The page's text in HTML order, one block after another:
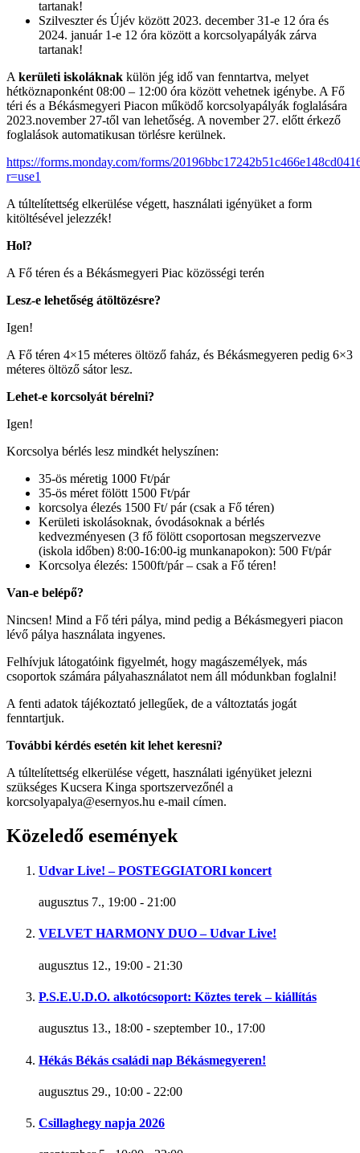
tartanak!
Szilveszter és Újév között 2023. december 31-e 12 óra és
2024. január 1-e 12 óra között a korcsolyapályák zárva
tartanak!
A kerületi iskoláknak külön jég idő van fenntartva, melyet
hétköznaponként 08:00 – 12:00 óra között vehetnek igénybe. A Fő
téri és a Békásmegyeri Piacon működő korcsolyapályák foglalására
2023.november 27-től van lehetőség. A november 27. előtt érkező
foglalások automatikusan törlésre kerülnek.
https://forms.monday.com/forms/
r=use1
A túltelítettség elkerülése végett, használati igényüket a form
kitöltésével jelezzék!
Hol?
A Fő téren és a Békásmegyeri Piac közösségi terén
Lesz-e lehetőség átöltözésre?
Igen!
A Fő téren 4×15 méteres öltöző faház, és Békásmegyeren pedig 6×3
méteres öltöző sátor lesz.
Lehet-e korcsolyát bérelni?
Igen!
Korcsolya bérlés lesz mindkét helyszínen:
35-ös méretig 1000 Ft/pár
35-ös méret fölött 1500 Ft/pár
korcsolya élezés 1500 Ft/ pár (csak a Fő téren)
Kerületi iskolásoknak, óvodásoknak a bérlés
kedvezményesen (3 fő fölött csoportosan megszervezve
(iskola időben) 8:00-16:00-ig munkanapokon): 500 Ft/pár
Korcsolya élezés: 1500ft/pár – csak a Fő téren!
Van-e belépő?
Nincsen! Mind a Fő téri pálya, mind pedig a Békásmegyeri piacon
lévő pálya használata ingyenes.
Felhívjuk látogatóink figyelmét, hogy magászemélyek, más
csoportok számára pályahasználatot nem áll módunkban foglalni!
A fenti adatok tájékoztató jellegűek, de a változtatás jogát
fenntartjuk.
További kérdés esetén kit lehet keresni?
A túltelítettség elkerülése végett, használati igényüket jelezni
szükséges Kucsera Kinga sportszervezőnél a
korcsolyapalya@esernyos.hu e-mail címen.
Közeledő események
Udvar Live! – POSTEGGIATORI koncert
augusztus 7., 19:00 - 21:00
VELVET HARMONY DUO – Udvar Live!
augusztus 12., 19:00 - 21:30
P.S.E.U.D.O. alkotócsoport: Köztes terek – kiállítás
augusztus 13., 18:00 - szeptember 10., 17:00
Hékás Békás családi nap Békásmegyeren!
augusztus 29., 10:00 - 22:00
Csillaghegy napja 2026